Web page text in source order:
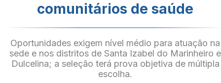
comunitários de saúde
Oportunidades exigem nível médio para atuação na
sede e nos distritos de Santa Izabel do Marinheiro e
Dulcelina; a seleção terá prova objetiva de múltipla
escolha.